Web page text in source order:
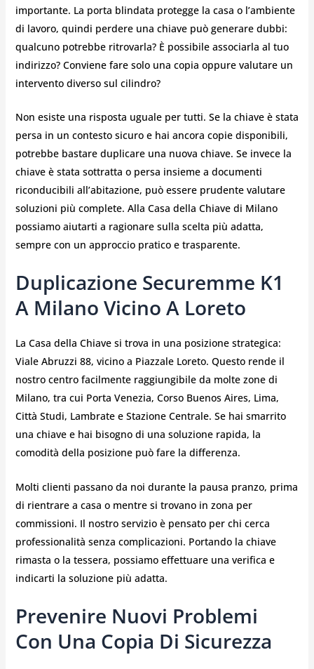
importante. La porta blindata protegge la casa o l’ambiente
di lavoro, quindi perdere una chiave può generare dubbi:
qualcuno potrebbe ritrovarla? È possibile associarla al tuo
indirizzo? Conviene fare solo una copia oppure valutare un
intervento diverso sul cilindro?
Non esiste una risposta uguale per tutti. Se la chiave è stata
persa in un contesto sicuro e hai ancora copie disponibili,
potrebbe bastare duplicare una nuova chiave. Se invece la
chiave è stata sottratta o persa insieme a documenti
riconducibili all’abitazione, può essere prudente valutare
soluzioni più complete. Alla Casa della Chiave di Milano
possiamo aiutarti a ragionare sulla scelta più adatta,
sempre con un approccio pratico e trasparente.
Duplicazione Securemme K1
A Milano Vicino A Loreto
La Casa della Chiave si trova in una posizione strategica:
Viale Abruzzi 88, vicino a Piazzale Loreto. Questo rende il
nostro centro facilmente raggiungibile da molte zone di
Milano, tra cui Porta Venezia, Corso Buenos Aires, Lima,
Città Studi, Lambrate e Stazione Centrale. Se hai smarrito
una chiave e hai bisogno di una soluzione rapida, la
comodità della posizione può fare la differenza.
Molti clienti passano da noi durante la pausa pranzo, prima
di rientrare a casa o mentre si trovano in zona per
commissioni. Il nostro servizio è pensato per chi cerca
professionalità senza complicazioni. Portando la chiave
rimasta o la tessera, possiamo effettuare una verifica e
indicarti la soluzione più adatta.
Prevenire Nuovi Problemi
Con Una Copia Di Sicurezza